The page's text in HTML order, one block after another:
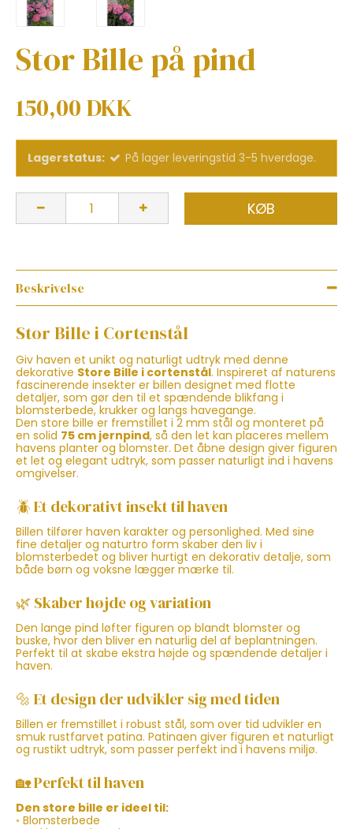
Stor Bille på pind
150,00 DKK
Lagerstatus: På lager leveringstid 3-5 hverdage.
KØB
Beskrivelse
Stor Bille i Cortenstål
Giv haven et unikt og naturligt udtryk med denne
dekorative Store Bille i cortenstål. Inspireret af naturens
fascinerende insekter er billen designet med flotte
detaljer, som gør den til et spændende blikfang i
blomsterbede, krukker og langs havegange.
Den store bille er fremstillet i 2 mm stål og monteret på
en solid 75 cm jernpind, så den let kan placeres mellem
havens planter og blomster. Det åbne design giver figuren
et let og elegant udtryk, som passer naturligt ind i havens
omgivelser.
🪲 Et dekorativt insekt til haven
Billen tilfører haven karakter og personlighed. Med sine
fine detaljer og naturtro form skaber den liv i
blomsterbedet og bliver hurtigt en dekorativ detalje, som
både børn og voksne lægger mærke til.
🌿 Skaber højde og variation
Den lange pind løfter figuren op blandt blomster og
buske, hvor den bliver en naturlig del af beplantningen.
Perfekt til at skabe ekstra højde og spændende detaljer i
haven.
🔩 Et design der udvikler sig med tiden
Billen er fremstillet i robust stål, som over tid udvikler en
smuk rustfarvet patina. Patinaen giver figuren et naturligt
og rustikt udtryk, som passer perfekt ind i havens miljø.
🏡 Perfekt til haven
Den store bille er ideel til:
◦ Blomsterbede